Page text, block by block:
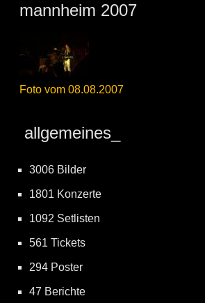
mannheim 2007
Foto vom 08.08.2007
allgemeines_
3006 Bilder
1801 Konzerte
1092 Setlisten
561 Tickets
294 Poster
47 Berichte